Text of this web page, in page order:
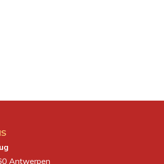
Antwerpen